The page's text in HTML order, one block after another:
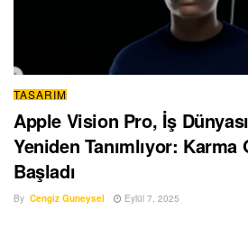
TASARIM
Apple Vision Pro, İş
Yeniden Tanımlıyor: Karma
Başladı
By Cengiz Guneysel Eylül 7, 2025